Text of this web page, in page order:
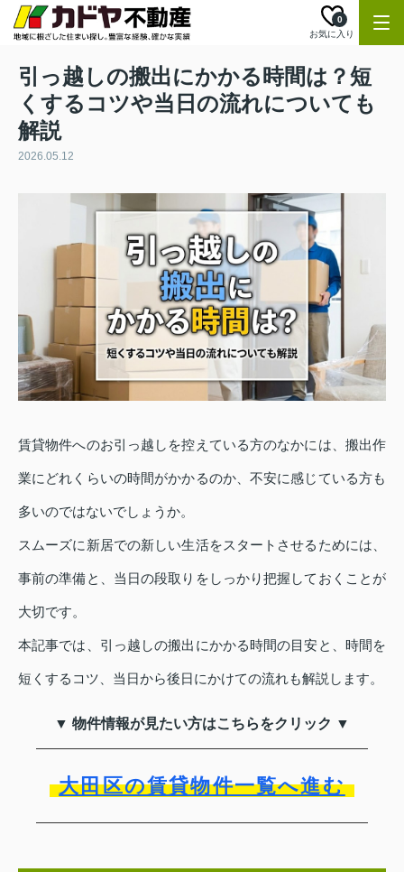
お気に入り
0
引っ越しの搬出にかかる時間は？短
くするコツや当日の流れについても
解説
2026.05.12
賃貸物件へのお引っ越しを控えている方のなかには、搬出作
業にどれくらいの時間がかかるのか、不安に感じている方も
多いのではないでしょうか。
スムーズに新居での新しい生活をスタートさせるためには、
事前の準備と、当日の段取りをしっかり把握しておくことが
大切です。
本記事では、引っ越しの搬出にかかる時間の目安と、時間を
短くするコツ、当日から後日にかけての流れも解説します。
▼ 物件情報が見たい方はこちらをクリック ▼
大田区の賃貸物件一覧へ進む